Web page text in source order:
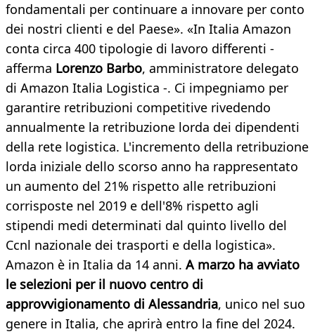
fondamentali per continuare a innovare per conto
dei nostri clienti e del Paese». «In Italia Amazon
conta circa 400 tipologie di lavoro differenti -
afferma Lorenzo Barbo, amministratore delegato
di Amazon Italia Logistica -. Ci impegniamo per
garantire retribuzioni competitive rivedendo
annualmente la retribuzione lorda dei dipendenti
della rete logistica. L'incremento della retribuzione
lorda iniziale dello scorso anno ha rappresentato
un aumento del 21% rispetto alle retribuzioni
corrisposte nel 2019 e dell'8% rispetto agli
stipendi medi determinati dal quinto livello del
Ccnl nazionale dei trasporti e della logistica».
Amazon è in Italia da 14 anni. A marzo ha avviato
le selezioni per il nuovo centro di
approvvigionamento di Alessandria, unico nel suo
genere in Italia, che aprirà entro la fine del 2024.